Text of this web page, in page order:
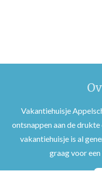
Vakantiehuisje
ontsnappen aan de
vakantiehuisje is al
graag voor